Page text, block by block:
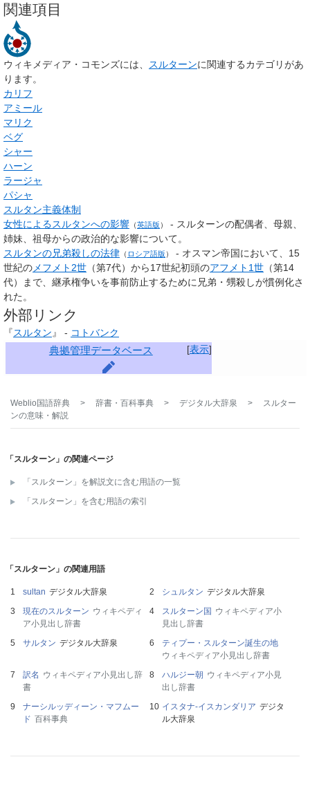
関連項目
ウィキメディア・コモンズには、 スルターンに関連するカテゴリがあ
ります。
カリフ
アミール
マリク
ベグ
シャー
ハーン
ラージャ
パシャ
スルタン主義体制
女性によるスルタンへの影響 （英語版 ）
‐ スルターンの配偶者、母親、
姉妹、祖母からの政治的な影響について。
スルタンの兄弟殺しの法律 （ ロシア語版 ）
- オスマン帝国において、15
世紀の メフメト2世 （第7代）から17世紀初頭のアフメト1世 （第14
代）まで、継承権争いを事前防止するために兄弟・甥殺しが慣例化さ
れた。
外部リンク
『スルタン 』 - コトバンク
[表示]
典拠管理データベース
Weblio国語辞典 > 辞書・百科事典 > デジタル大辞泉 >
スルター
ンの意味・解説
「スルターン」の関連ページ
「スルターン」を解説文に含む用語の一覧
「スルターン」を含む用語の索引
「スルターン」の関連用語
sultan デジタル大辞泉 シュルタン デジタル大辞泉
現在のスルターン ウィキペディ
ア小見出し辞書
スルターン国 ウィキペディア小
見出し辞書
サルタン デジタル大辞泉
ティプー・スルターン誕生の地
ウィキペディア小見出し辞書
訳名 ウィキペディア小見出し辞
書
ハルジー朝 ウィキペディア小見
出し辞書
ナーシルッディーン・マフムー
ド 百科事典
イスタナ‐イスカンダリア デジタ
ル大辞泉